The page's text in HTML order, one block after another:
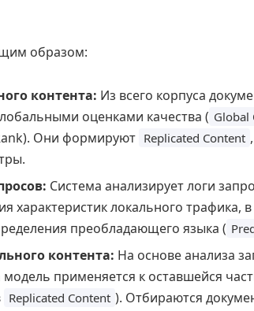
образом:
контента: Из всего корпуса
оценками качества ( Global
Они формируют Replicated Content
Система анализирует логи
характеристик локального трафика,
преобладающего языка (
контента: На основе анализа
модель применяется к оставшейся
Replicated Content ). Отбираются